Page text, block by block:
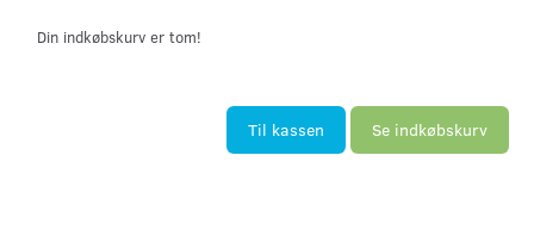
Din indkøbskurv er tom!
Til kassen Se indkøbskurv